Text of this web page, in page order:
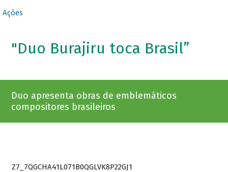
Ações
"Duo Burajiru toca Brasil”
Duo apresenta obras de emblemáticos
compositores brasileiros
Z7_7QGCHA41L071B0QGLVK8P22GJ1